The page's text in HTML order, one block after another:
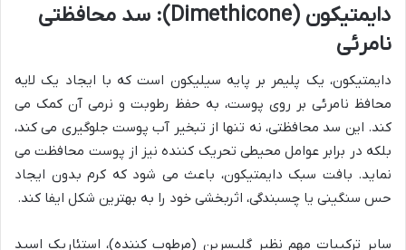
دایمتیکون (Dimethicone): سد محافظتی
نامرئی
دایمتیکون، یک پلیمر بر پایه سیلیکون است که با ایجاد یک لایه
محافظ نامرئی بر روی پوست، به حفظ رطوبت و نرمی آن کمک می
کند. این سد محافظتی، نه تنها از تبخیر آب پوست جلوگیری می کند،
بلکه در برابر عوامل محیطی تحریک کننده نیز از پوست محافظت می
نماید. بافت سبک دایمتیکون، باعث می شود که کرم بدون ایجاد
حس سنگینی یا چسبندگی، اثربخشی خود را به بهترین شکل ایفا کند.
سایر ترکیبات مهم نظیر گلیسرین (مرطوب کننده)، استئاریک اسید